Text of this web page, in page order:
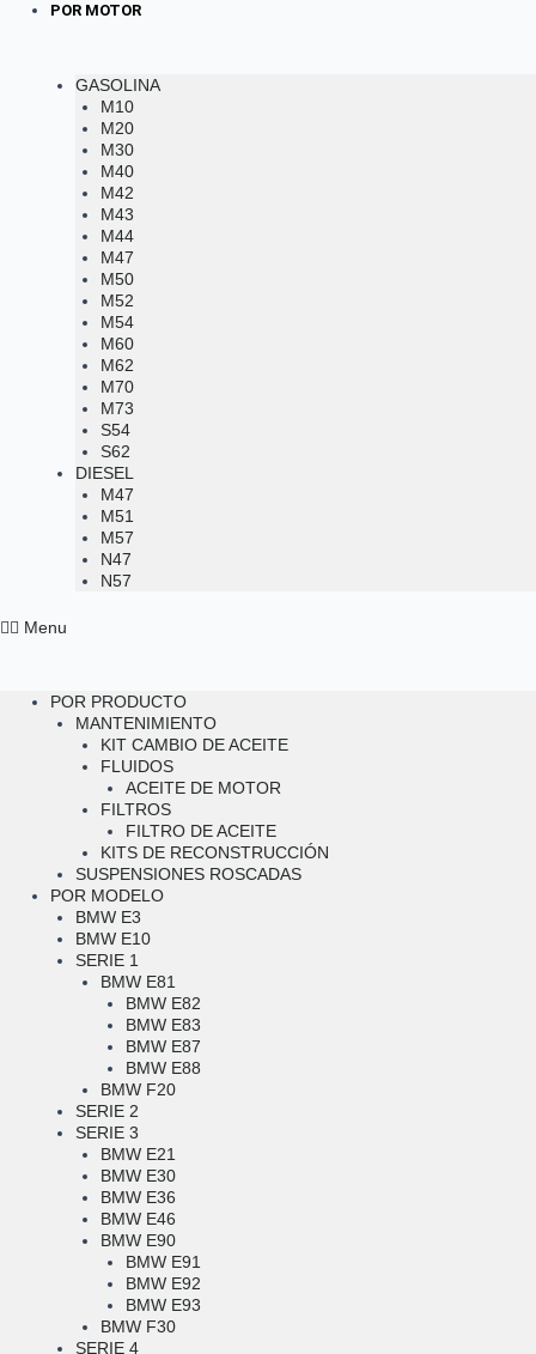
POR MOTOR
GASOLINA
M10
M20
M30
M40
M42
M43
M44
M47
M50
M52
M54
M60
M62
M70
M73
S54
S62
DIESEL
M47
M51
M57
N47
N57
Menu
POR PRODUCTO
MANTENIMIENTO
KIT CAMBIO DE ACEITE
FLUIDOS
ACEITE DE MOTOR
FILTROS
FILTRO DE ACEITE
KITS DE RECONSTRUCCIÓN
SUSPENSIONES ROSCADAS
POR MODELO
BMW E3
BMW E10
SERIE 1
BMW E81
BMW E82
BMW E83
BMW E87
BMW E88
BMW F20
SERIE 2
SERIE 3
BMW E21
BMW E30
BMW E36
BMW E46
BMW E90
BMW E91
BMW E92
BMW E93
BMW F30
SERIE 4